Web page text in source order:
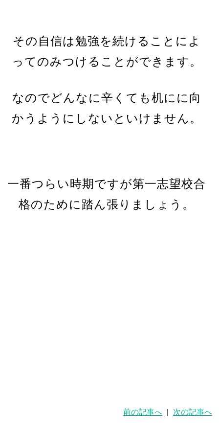
その自信は勉強を続けることによ
ってのみつけることができます。
なのでどんなに辛くても机にに向
かうようにしないといけません。
一番つらい時期ですが第一志望校合
格のために踏ん張りましょう。
前の記事へ 次の記事へ